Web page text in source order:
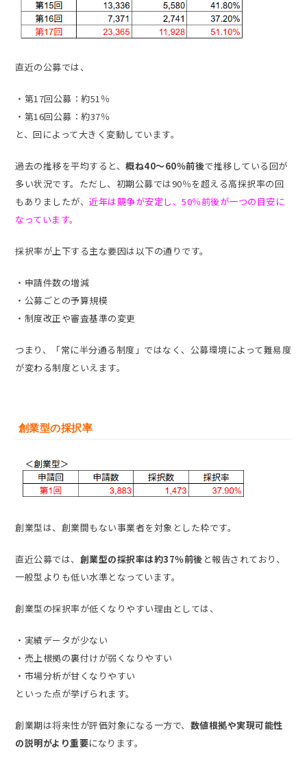
直近の公募では、
・第17回公募：約51％
・第16回公募：約37％
と、回によって大きく変動しています。
過去の推移を平均すると、概ね40〜60％前後で推移している回が
多い状況です。ただし、初期公募では90％を超える高採択率の回
もありましたが、近年は競争が安定し、50％前後が一つの目安に
なっています。
採択率が上下する主な要因は以下の通りです。
・申請件数の増減
・公募ごとの予算規模
・制度改正や審査基準の変更
つまり、「常に半分通る制度」ではなく、公募環境によって難易度
が変わる制度といえます。
創業型の採択率
創業型は、創業間もない事業者を対象とした枠です。
直近公募では、 創業型の採択率は約37％前後 と報告されており、
一般型よりも低い水準となっています。
創業型の採択率が低くなりやすい理由としては、
・実績データが少ない
・売上根拠の裏付けが弱くなりやすい
・市場分析が甘くなりやすい
といった点が挙げられます。
創業期は将来性が評価対象になる一方で、 数値根拠や実現可能性
の説明がより重要になります。